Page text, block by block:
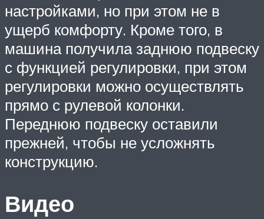
настройками, но при этом не в
ущерб комфорту. Кроме того, в
машина получила заднюю подвеску
с функцией регулировки, при этом
регулировки можно осуществлять
прямо с рулевой колонки.
Переднюю подвеску оставили
прежней, чтобы не усложнять
конструкцию.
Видео